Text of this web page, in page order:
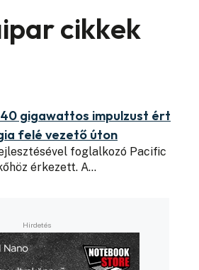
cikkek
gigawattos impulzust ért
felé vezető úton
foglalkozó Pacific
érkezett. A…